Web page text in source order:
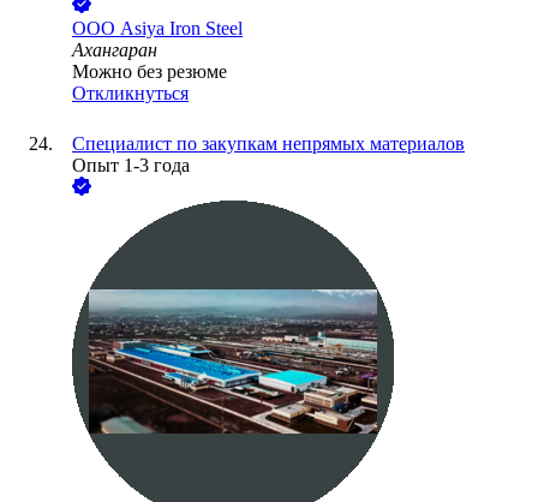
ООО Asiya Iron Steel
Ахангаран
Можно без резюме
Откликнуться
Специалист по закупкам непрямых материалов
Опыт 1-3 года